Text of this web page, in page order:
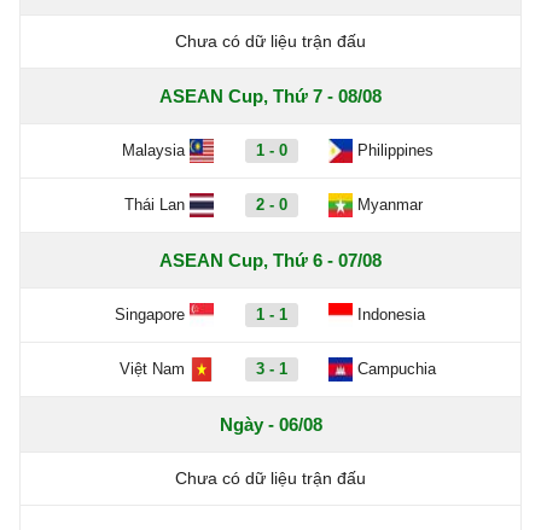
Chưa có dữ liệu trận đấu
ASEAN Cup, Thứ 7 - 08/08
Malaysia 1 - 0 Philippines
Thái Lan 2 - 0 Myanmar
ASEAN Cup, Thứ 6 - 07/08
Singapore 1 - 1 Indonesia
Việt Nam 3 - 1 Campuchia
Ngày - 06/08
Chưa có dữ liệu trận đấu